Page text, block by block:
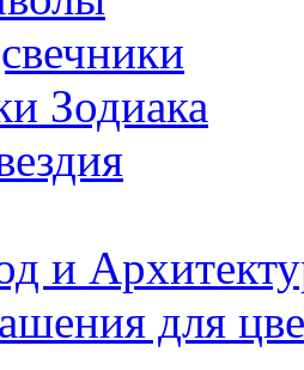
Зодиака
и
для